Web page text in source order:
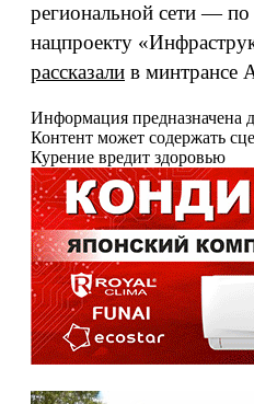
региональной сети — по
нацпроекту
рассказали в минтрансе
Информация предназначена
Контент может содержать
Курение вредит здоровью